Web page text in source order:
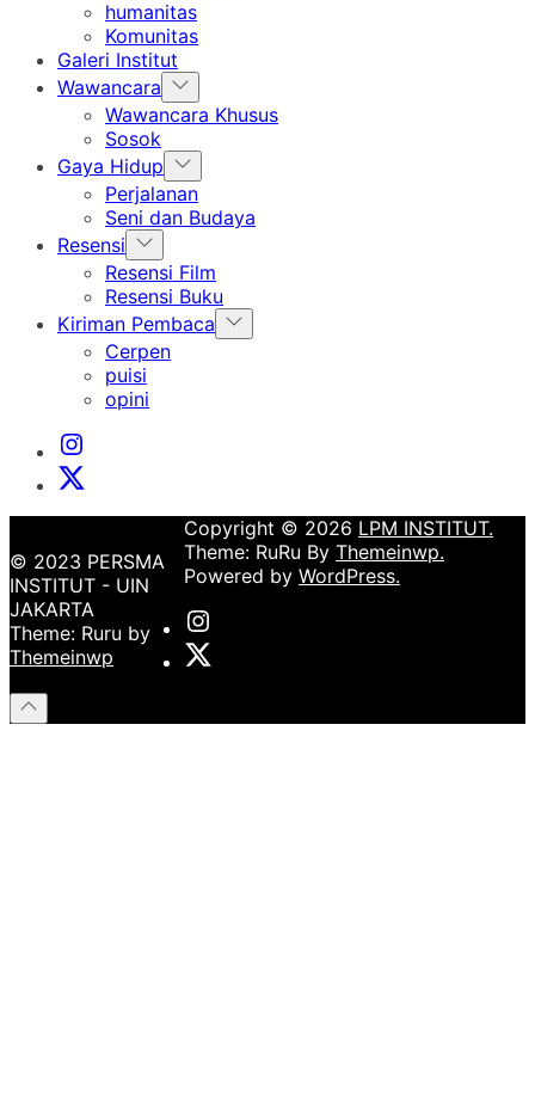
menu
humanitas
Komunitas
Galeri Institut
Wawancara Show
sub
Wawancara Khusus
Sosok
Gaya Hidup Show
sub
menu
Perjalanan
Seni dan Budaya
Resensi Show
sub
menu
Resensi Film
Resensi Buku
Kiriman Pembaca Show
sub
Cerpen
puisi
opini
Instagram
Institut
X
Institut
© 2023 PERSMA
INSTITUT - UIN
JAKARTA
Theme: Ruru by
Themeinwp
Copyright © 2026 LPM INSTITUT.
Theme: RuRu By Themeinwp.
Powered by WordPress.
Instagram
Institut
X
Institut